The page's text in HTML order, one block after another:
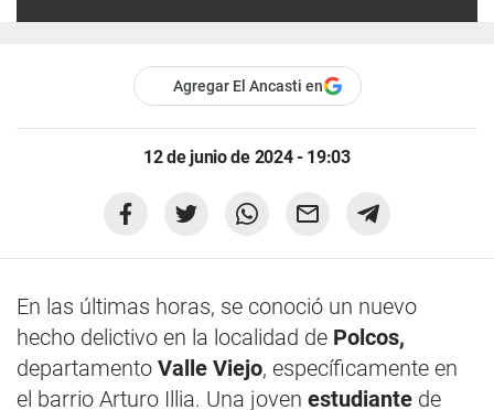
Agregar El Ancasti en
12 de junio de 2024 - 19:03
En las últimas horas, se conoció un nuevo
hecho delictivo en la localidad de Polcos,
departamento Valle Viejo, específicamente en
el barrio Arturo Illia. Una joven estudiante de